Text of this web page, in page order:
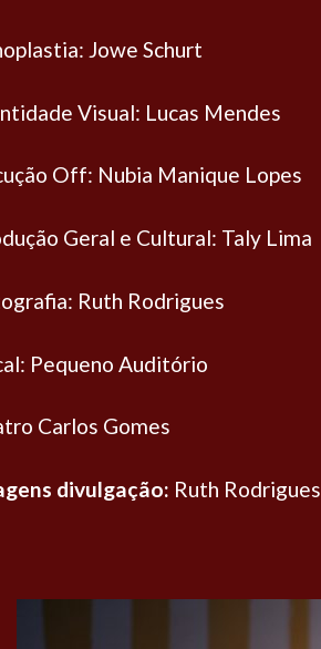
Jowe Schurt
Visual: Lucas Mendes
Off: Nubia Manique Lopes
Geral e Cultural: Taly Lima
Ruth Rodrigues
Pequeno Auditório
Carlos Gomes
divulgação: Ruth Rodrigues